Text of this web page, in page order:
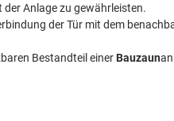
Anlage zu gewährleisten.
der Tür mit dem
Bestandteil einer Bauzaun